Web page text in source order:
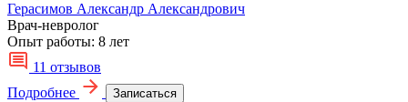
Герасимов Александр Александрович
Врач-невролог
Опыт работы: 8 лет
11 отзывов
Подробнее
Записаться